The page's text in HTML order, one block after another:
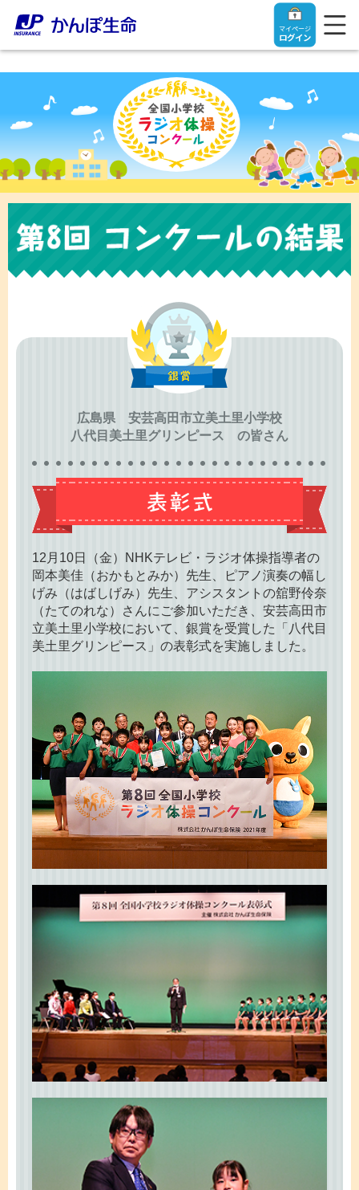
マイページ
ログイン
トップ
ご契約者さま
ご契約者さま
入院保険金・手術保険金のご請求
きっかけ・できごとから探す
マイページでできること
新規登録
ログイン
ご契約内容の確認
お客さまに関する情報等の確認の取り組み
各種サービス・お知らせ
ご契約のしおり・約款（Web約款）
お問い合わせ
保険をご検討中のお客さま
養老保険
定期保険
学資保険
長寿支援保険
お見積りシミュレーション
保険の探し方のポイント
保険かんたん診断
ご契約手続きの流れ
保険料のお払込方法
保険用語集
お問い合わせ
【まずはご相談ください】企業経営でお悩みの方はこ
法人のお客さま向け商品一覧
目的から探す
お役立ち情報
かんぽ生命の団体取扱い
お問い合わせ先
お役立ち情報
かんぽのLifeサポートナビ
保険
医療
お金
子育て
ライフプラン
健康情報
かんぽアプリ～かんぽの健康と安心を手のひらに～
すこやか健康ラボ
ラジオ体操・みんなの体操
ラジオ体操ポータルサイト
かんぽ生命について
かんぽ生命について
ご挨拶
経営理念・経営戦略
会社概要
財務情報
株主・投資家のみなさまへ
CM・オウンドメディア／ソーシャルメディア
かんぽブランド
かんぽ生命のサステナビリティ
お客さまの声／お客さまサービス向上の取組み
かんぽジャンクション
よくあるご質問
お問い合わせ
サステナビリティ
株主・投資家のみなさまへ
採用情報
広島県 安芸高田市立美土里小学校
八代目美土里グリンピース の皆さん
12月10日（金）NHKテレビ・ラジオ体操指導者の
岡本美佳（おかもとみか）先生、ピアノ演奏の幅し
げみ（はばしげみ）先生、アシスタントの舘野伶奈
（たてのれな）さんにご参加いただき、安芸高田市
立美土里小学校において、銀賞を受賞した「八代目
美土里グリンピース」の表彰式を実施しました。